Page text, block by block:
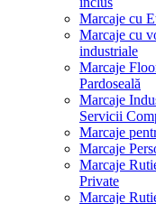
Marcaje cu
Marcaje cu
industriale
Marcaje
Pardoseală
Marcaje
Servicii
Marcaje
Marcaje
Marcaje
Private
Marcaje